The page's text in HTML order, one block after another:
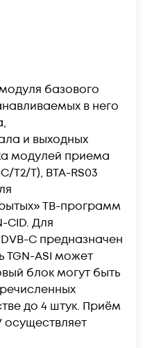
базового
в него
и выходных
модулей приема
T2/T), BTA-RS03
ТВ-программ
CID. Для
C предназначен
TGN-ASI может
блок могут быть
до 4 штук. Приём
осуществляет